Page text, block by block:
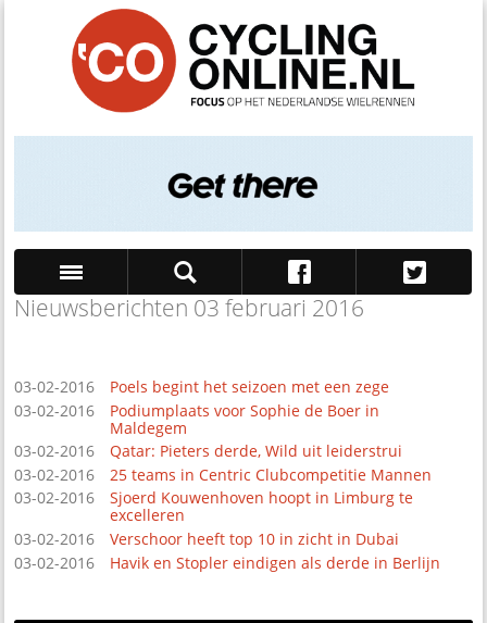
Nieuwsberichten 03 februari 2016
03-02-2016
Poels begint het seizoen met een zege
03-02-2016
Podiumplaats voor Sophie de Boer in
Maldegem
03-02-2016
Qatar: Pieters derde, Wild uit leiderstrui
03-02-2016
25 teams in Centric Clubcompetitie Mannen
03-02-2016
Sjoerd Kouwenhoven hoopt in Limburg te
excelleren
03-02-2016
Verschoor heeft top 10 in zicht in Dubai
03-02-2016
Havik en Stopler eindigen als derde in Berlijn